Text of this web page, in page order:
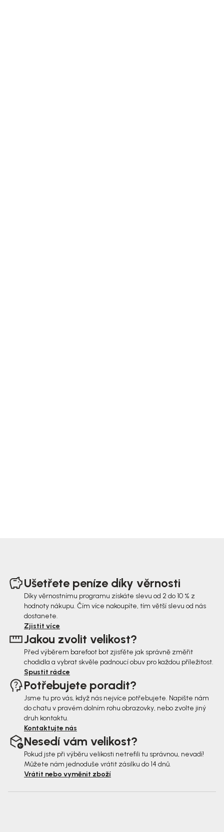
Ušetřete peníze díky věrnosti
Díky věrnostnímu programu získáte slevu od 2 do 10 % z
hodnoty nákupu. Čím více nakoupíte, tím větší slevu od nás
dostanete.
Zjistit více
Jakou zvolit velikost?
Před výběrem barefoot bot zjisťěte jak správně změřit
chodidla a vybrat skvěle padnoucí obuv pro každou příležitost.
Spustit rádce
Potřebujete poradit?
Jsme tu pro vás, když nás nejvíce potřebujete. Napište nám
do chatu v pravém dolním rohu obrazovky, nebo zvolte jiný
druh kontaktu.
Kontaktujte nás
Nesedí vám velikost?
Pokud jste při výběru velikosti netrefili tu správnou, nevadí!
Můžete nám jednoduše vrátit zásilku do 14 dnů.
Vrátit nebo vyměnit zboží